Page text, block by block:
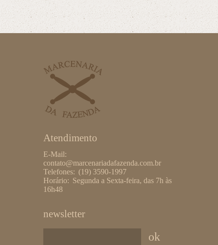
Atendimento
E-Mail:
contato@marcenariadafazenda.com.br
Telefones: (19) 3590-1997
Horário: Segunda a Sexta-feira, das 7h às
16h48
newsletter
ok